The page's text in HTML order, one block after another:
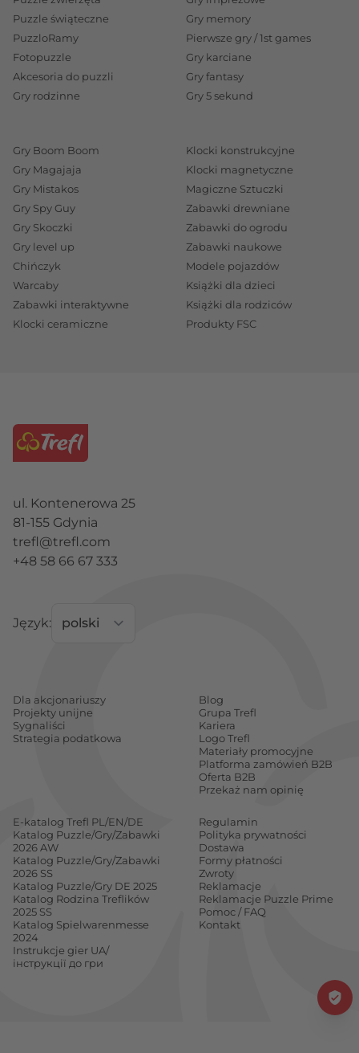
Puzzle świąteczne
PuzzloRamy
Fotopuzzle
Akcesoria do puzzli
Gry rodzinne
Gry memory
Pierwsze gry / 1st games
Gry karciane
Gry fantasy
Gry 5 sekund
Gry Boom Boom
Gry Magajaja
Gry Mistakos
Gry Spy Guy
Gry Skoczki
Gry level up
Chińczyk
Warcaby
Zabawki interaktywne
Klocki ceramiczne
Klocki konstrukcyjne
Klocki magnetyczne
Magiczne Sztuczki
Zabawki drewniane
Zabawki do ogrodu
Zabawki naukowe
Modele pojazdów
Książki dla dzieci
Książki dla rodziców
Produkty FSC
ul. Kontenerowa 25
81-155 Gdynia
trefl@trefl.com
+48 58 66 67 333
Język:
Dla akcjonariuszy
Projekty unijne
Sygnaliści
Strategia podatkowa
Blog
Grupa Trefl
Kariera
Logo Trefl
Materiały promocyjne
Platforma zamówień B2B
Oferta B2B
Przekaż nam opinię
E-katalog Trefl PL/EN/DE
Katalog Puzzle/Gry/Zabawki
2026 AW
Katalog Puzzle/Gry/Zabawki
2026 SS
Katalog Puzzle/Gry DE 2025
Katalog Rodzina Treflików
2025 SS
Katalog Spielwarenmesse
2024
Instrukcje gier UA/
інструкції до гри
Regulamin
Polityka prywatności
Dostawa
Formy płatności
Zwroty
Reklamacje
Reklamacje Puzzle Prime
Pomoc / FAQ
Kontakt